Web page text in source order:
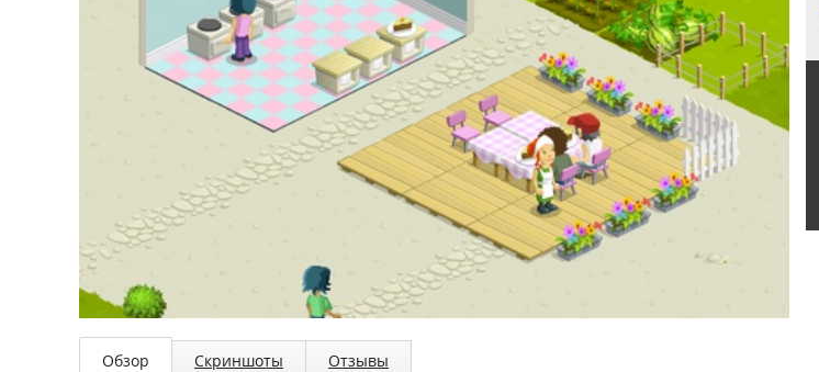
Обзор Скриншоты Отзывы